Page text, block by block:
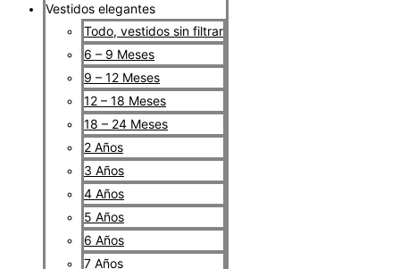
Vestidos elegantes
Todo, vestidos sin filtrar
6 – 9 Meses
9 – 12 Meses
12 – 18 Meses
18 – 24 Meses
2 Años
3 Años
4 Años
5 Años
6 Años
7 Años